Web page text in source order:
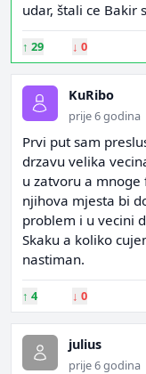
udar, štali ce Bakir
↑ 29 ↓ 0
KuRibo
prije 6 godina
Prvi put sam
drzavu velika
u zatvoru a mnoge
njihova mjesta bi
problem i u vecini
Skaku a koliko
nastiman.
↑ 4 ↓ 0
julius
prije 6 godina